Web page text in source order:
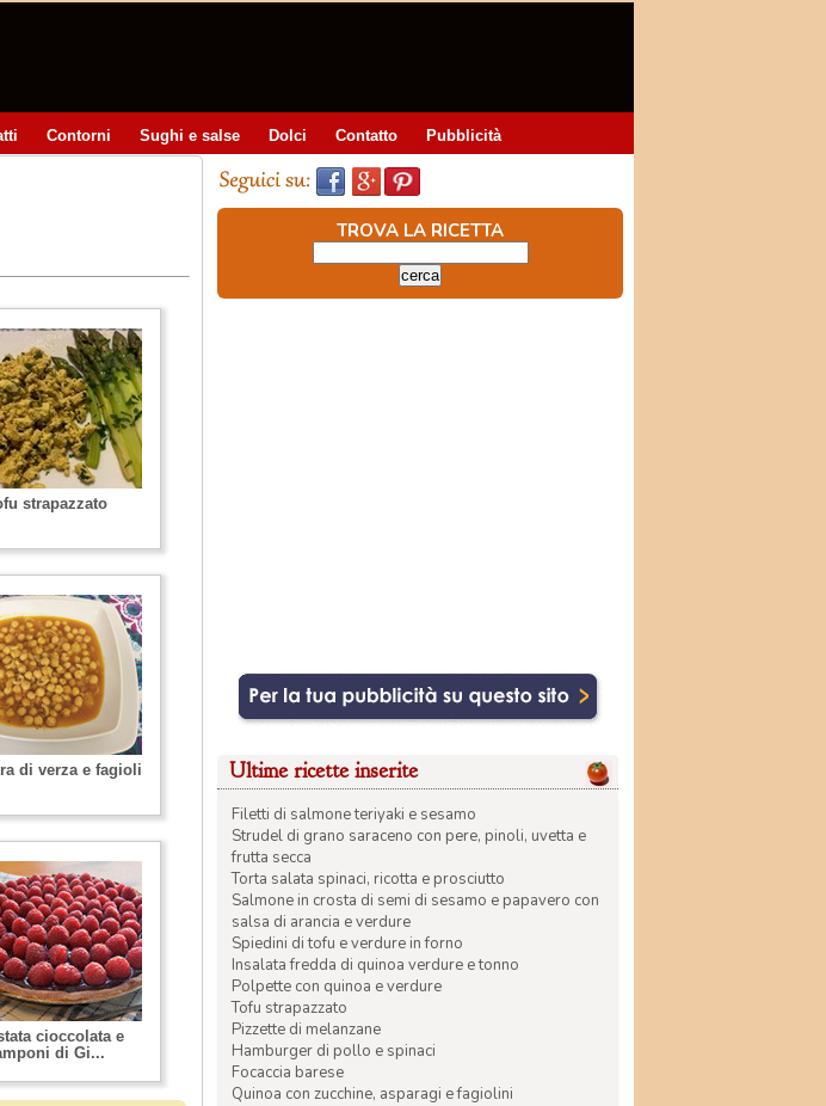
Contorni Sughi e salse Dolci Contatto Pubblicità
strapazzato
di verza e fagioli
cioccolata e
di Gi...
TROVA LA RICETTA
Ultime ricette inserite
Filetti di salmone teriyaki e sesamo
Strudel di grano saraceno con pere, pinoli, uvetta e
frutta secca
Torta salata spinaci, ricotta e prosciutto
Salmone in crosta di semi di sesamo e papavero con
salsa di arancia e verdure
Spiedini di tofu e verdure in forno
Insalata fredda di quinoa verdure e tonno
Polpette con quinoa e verdure
Tofu strapazzato
Pizzette di melanzane
Hamburger di pollo e spinaci
Focaccia barese
Quinoa con zucchine, asparagi e fagiolini